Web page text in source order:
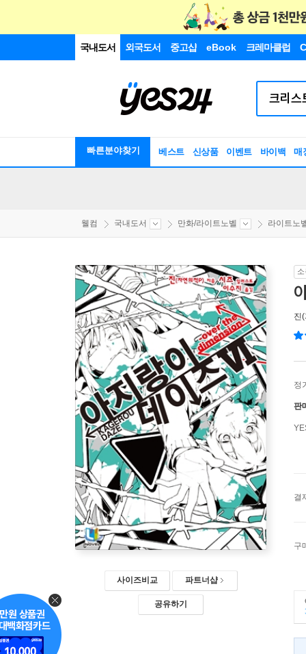
국내도서 외국도서 중고샵 eBook 크레마클럽
빠른분야찾기 베스트 신상품 이벤트 바이백 매
웰컴 국내도서 만화/라이트노벨 라이트노
사이즈비교 파트너샵
공유하기
진
정
판
결
구